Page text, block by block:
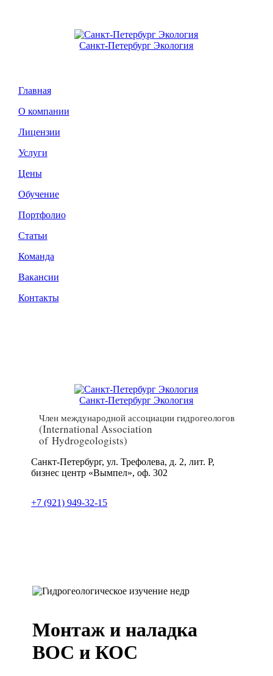
Санкт-Петербург Экология
Главная
О компании
Лицензии
Услуги
Цены
Обучение
Портфолио
Статьи
Команда
Вакансии
Контакты
Санкт-Петербург Экология
Член международной ассоциации гидрогеологов
(International Association
of Hydrogeologists)
Санкт-Петербург, ул. Трефолева, д. 2, лит. Р,
бизнес центр «Вымпел», оф. 302
+7 (921) 949-32-15
Монтаж и наладка
ВОС и КОС